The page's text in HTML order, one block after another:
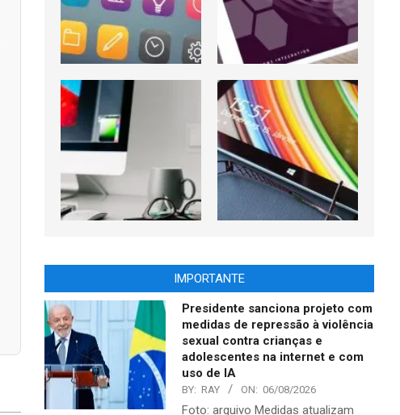
IMPORTANTE
Presidente sanciona projeto com
medidas de repressão à violência
sexual contra crianças e
adolescentes na internet e com
uso de IA
BY: RAY ON: 06/08/2026
Foto: arquivo Medidas atualizam